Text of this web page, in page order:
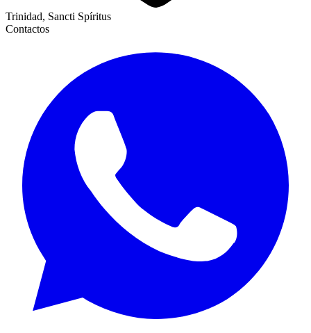
Trinidad, Sancti Spíritus
Contactos